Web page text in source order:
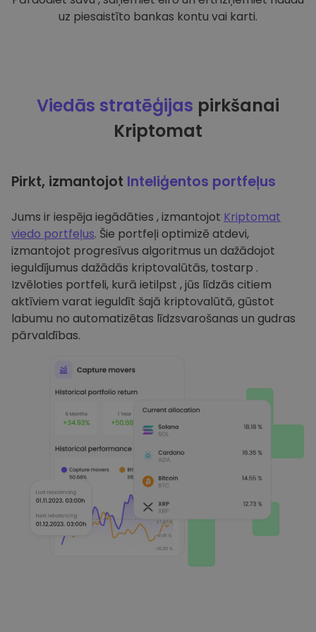
uz piesaistīto bankas kontu vai karti.
Viedās stratēģijas pirkšanai
Kriptomat
Pirkt, izmantojot Inteliģentos portfeļus
Jums ir iespēja iegādāties , izmantojot Kriptomat
viedo portfeļus. Šie portfeļi optimizē atdevi,
izmantojot progresīvus algoritmus un dažādojot
ieguldījumus dažādās kriptovalūtās, tostarp .
Izvēloties portfeli, kurā ietilpst , jūs līdzās citiem
aktīviem varat ieguldīt šajā kriptovalūtā, gūstot
labumu no automatizētas līdzsvarošanas un gudras
pārvaldības.